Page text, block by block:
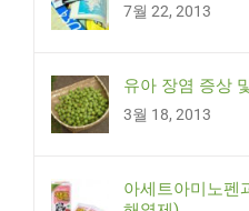
7월 22, 2013
유아 장염 증상
3월 18, 2013
아세트아미노펜